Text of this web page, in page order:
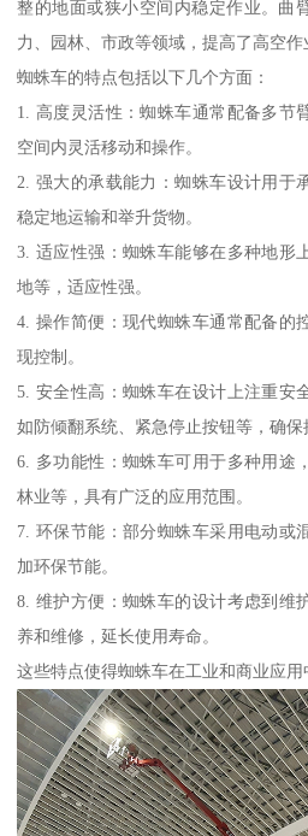
整的地面或狭小空间内稳定作业。曲
力、园林、市政等领域，提高了高空作
蜘蛛车的特点包括以下几个方面：
1. 高度灵活性：蜘蛛车通常配备多节
空间内灵活移动和操作。
2. 强大的承载能力：蜘蛛车设计用于
稳定地运输和举升货物。
3. 适应性强：蜘蛛车能够在多种地形
地等，适应性强。
4. 操作简便：现代蜘蛛车通常配备的
现控制。
5. 安全性高：蜘蛛车在设计上注重安
如防倾翻系统、紧急停止按钮等，确保
6. 多功能性：蜘蛛车可用于多种用途
林业等，具有广泛的应用范围。
7. 环保节能：部分蜘蛛车采用电动或
加环保节能。
8. 维护方便：蜘蛛车的设计考虑到维
养和维修，延长使用寿命。
这些特点使得蜘蛛车在工业和商业应用